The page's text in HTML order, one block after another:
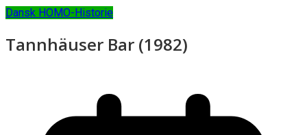
Dansk HOMO-Historie
Tannhäuser Bar (1982)